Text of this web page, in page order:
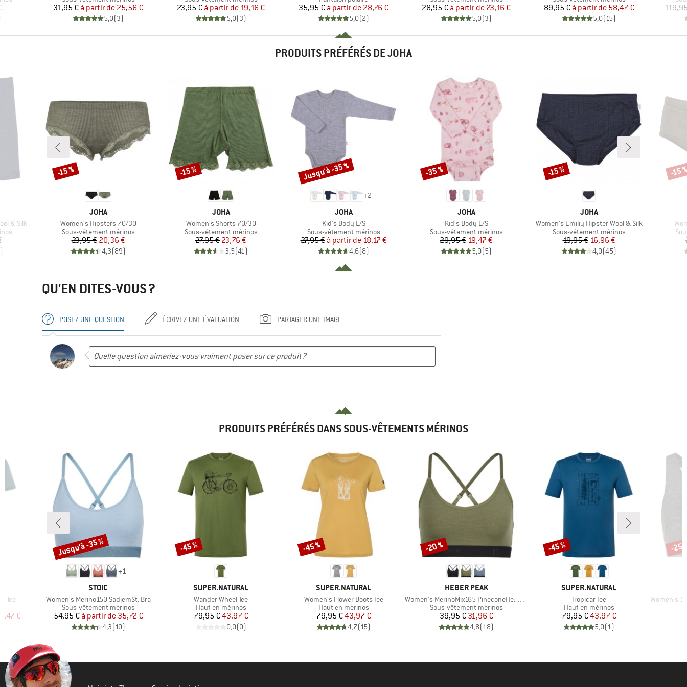
Prix
31,95 € Prix réduit
à partir de 25,56 €
5,0(3)
Prix
23,95 € Prix réduit
à partir de 19,16 €
5,0(3)
Prix
35,95 € Prix réduit
à partir de 28,76 €
5,0(2)
Prix
28,95 € Prix réduit
à partir de 23,16 €
5,0(3)
Prix
89,95 € Prix réduit
à partir de 58,47 €
5,0(15)
PRODUITS PRÉFÉRÉS DE JOHA
& Silk
)
MARQUE
JOHA
Article
Women's Hipsters 70/30
Product group
Sous-vêtement mérinos
Prix
23,95 € Prix réduit
20,36 €
4,3(89)
Remise
-15 %
MARQUE
JOHA
Article
Women's Shorts 70/30
Product group
Sous-vêtement mérinos
Prix
27,95 € Prix réduit
23,76 €
3,5(41)
Remise
-15 %
+2
MARQUE
JOHA
Article
Kid's Body L/S
Product group
Sous-vêtement mérinos
Prix
27,95 € Prix réduit
à partir de 18,17 €
4,6(8)
Remise
Jusqu'à -35 %
MARQUE
JOHA
Article
Kid's Body L/S
Product group
Sous-vêtement mérinos
Prix
29,95 €Prix réduit
19,47 €
5,0(5)
Remise
-35 %
MARQUE
JOHA
Article
Women's Emiliy Hipster Wool & Silk
Product group
Sous-vêtement mérinos
Prix
19,95 €Prix réduit
16,96 €
4,0(45)
Remise
-15 % -15
QU'EN DITES-VOUS ?
POSEZ UNE QUESTION ÉCRIVEZ UNE ÉVALUATION PARTAGER UNE IMAGE
PRODUITS PRÉFÉRÉS DANS SOUS-VÊTEMENTS MÉRINOS
Tee
€
+1
MARQUE
STOIC
Article
Women's Merino150 SadjemSt. Bra
Product group
Sous-vêtement mérinos
Prix
54,95 € Prix réduit
à partir de 35,72 €
4,3(10)
Remise
Jusqu'à -35 %
MARQUE
SUPER.NATURAL
Article
Wander Wheel Tee
Product group
Haut en mérinos
Prix
79,95 €Prix réduit
43,97 €
0,0(0)
Remise
-45 %
MARQUE
SUPER.NATURAL
Article
Women's Flower Boots Tee
Product group
Haut en mérinos
Prix
79,95 €Prix réduit
43,97 €
4,7(15)
Remise
-45 %
MARQUE
HEBER PEAK
Article
Women's MerinoMix165 PineconeHe. Soft Bra
Product group
Sous-vêtement mérinos
Prix
39,95 €Prix réduit
31,96 €
4,8(18)
Remise
-20 %
MARQUE
SUPER.NATURAL
Article
Tropicar Tee
Product group
Haut en mérinos
Prix
79,95 €Prix réduit
43,97 €
5,0(1)
Remise
-45 %
Article
Women's 125
-25